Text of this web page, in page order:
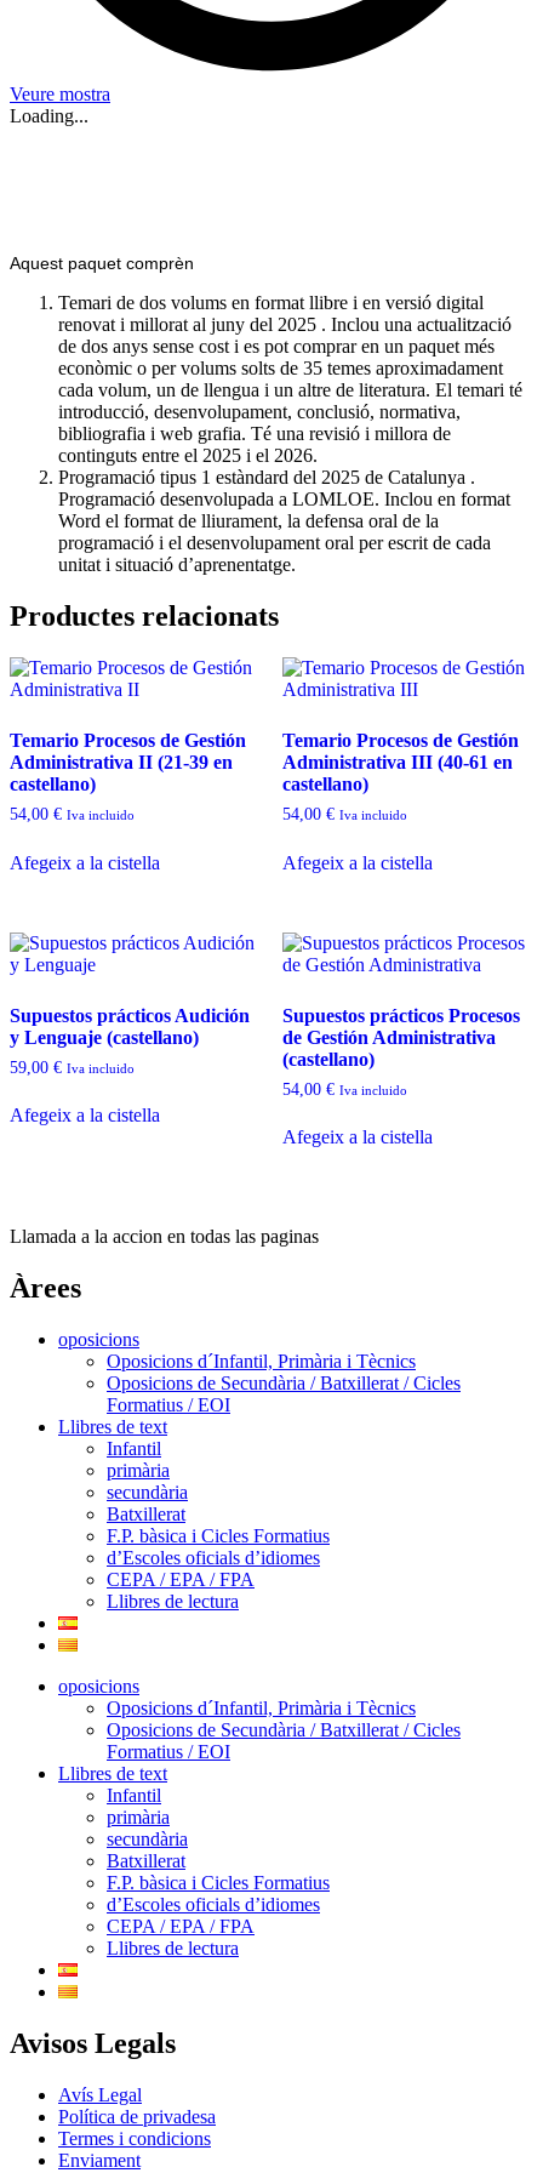
Veure mostra
Loading...
Aquest paquet comprèn
Temari de dos volums en format llibre i en versió digital
renovat i millorat al juny del 2025 . Inclou una actualització
de dos anys sense cost i es pot comprar en un paquet més
econòmic o per volums solts de 35 temes aproximadament
cada volum, un de llengua i un altre de literatura. El temari té
introducció, desenvolupament, conclusió, normativa,
bibliografia i web grafia. Té una revisió i millora de
continguts entre el 2025 i el 2026.
Programació tipus 1 estàndard del 2025 de Catalunya .
Programació desenvolupada a LOMLOE. Inclou en format
Word el format de lliurament, la defensa oral de la
programació i el desenvolupament oral per escrit de cada
unitat i situació d’aprenentatge.
Productes relacionats
Temario Procesos de Gestión
Administrativa II (21-39 en
castellano)
54,00 € Iva incluido
Afegeix a la cistella
Temario Procesos de Gestión
Administrativa III (40-61 en
castellano)
54,00 € Iva incluido
Afegeix a la cistella
Supuestos prácticos Audición
y Lenguaje (castellano)
59,00 € Iva incluido
Afegeix a la cistella
Supuestos prácticos Procesos
de Gestión Administrativa
(castellano)
54,00 € Iva incluido
Afegeix a la cistella
Llamada a la accion en todas las paginas
Àrees
oposicions
Oposicions d´Infantil, Primària i Tècnics
Oposicions de Secundària / Batxillerat / Cicles
Formatius / EOI
Llibres de text
Infantil
primària
secundària
Batxillerat
F.P. bàsica i Cicles Formatius
d’Escoles oficials d’idiomes
CEPA / EPA / FPA
Llibres de lectura
oposicions
Oposicions d´Infantil, Primària i Tècnics
Oposicions de Secundària / Batxillerat / Cicles
Formatius / EOI
Llibres de text
Infantil
primària
secundària
Batxillerat
F.P. bàsica i Cicles Formatius
d’Escoles oficials d’idiomes
CEPA / EPA / FPA
Llibres de lectura
Avisos Legals
Avís Legal
Política de privadesa
Termes i condicions
Enviament